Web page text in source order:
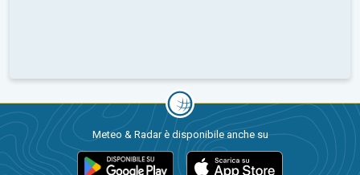
Meteo & Radar è disponibile anche su